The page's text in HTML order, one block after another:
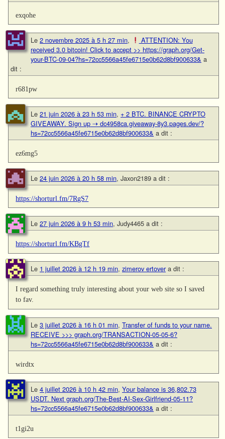
exqohe
Le 2 novembre 2025 à 5 h 27 min,
ATTENTION: You
received 3.0 bitcoin! Click to accept >> https://graph.org/Get-
your-BTC-09-04?hs=72cc5566a45fe6715e0b62d8bf900633& a
dit :
r681pw
Le 21 juin 2026 à 23 h 53 min, + 2 BTC. BINANCE CRYPTO
GIVEAWAY. Sign up ⇢ dc4958ca.giveaway-8y3.pages.dev/?
hs=72cc5566a45fe6715e0b62d8bf900633& a dit :
ez6mg5
Le 24 juin 2026 à 20 h 58 min, Jaxon2189 a dit :
https://shorturl.fm/7RgS7
Le 27 juin 2026 à 9 h 53 min, Judy4465 a dit :
https://shorturl.fm/KBgTf
Le 1 juillet 2026 à 12 h 19 min, zimerov ertover a dit :
I regard something truly interesting about your web site so I saved
to fav.
Le 3 juillet 2026 à 16 h 01 min, Transfer of funds to your name.
RECEIVE >>> graph.org/TRANSACTION-05-05-6?
hs=72cc5566a45fe6715e0b62d8bf900633& a dit :
wirdtx
Le 4 juillet 2026 à 10 h 42 min, Your balance is 36,802.73
USDT. Next graph.org/The-Best-AI-Sex-Girlfriend-05-11?
hs=72cc5566a45fe6715e0b62d8bf900633& a dit :
t1gi2u